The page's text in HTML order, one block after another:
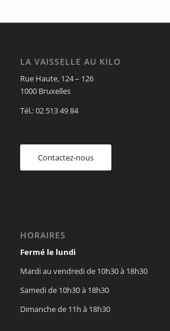
LA VAISSELLE AU KILO
Rue Haute, 124 – 126
1000 Bruxelles
Tél.: 02 513 49 84
Contactez-nous
HORAIRES
Fermé le lundi
Mardi au vendredi de 10h30 à 18h30
Samedi de 10h30 à 18h30
Dimanche de 11h à 18h30